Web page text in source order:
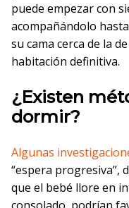
puede empezar con
acompañándolo
su cama cerca de la
habitación definitiva.
¿Existen
dormir?
Algunas
“espera progresiva”,
que el bebé llore en